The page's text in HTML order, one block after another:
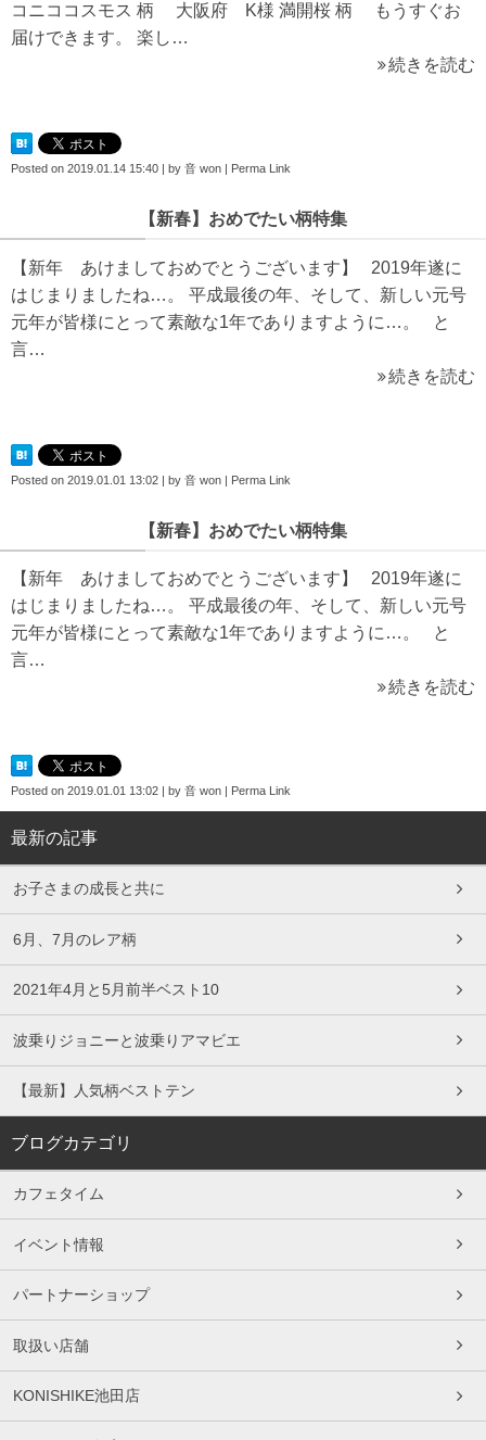
コニココスモス 柄 大阪府 K様 満開桜 柄 もうすぐお
届けできます。 楽し…
続きを読む
Posted on 2019.01.14 15:40 | by 音 won | Perma Link
【新春】おめでたい柄特集
【新年 あけましておめでとうございます】 2019年遂に
はじまりましたね…。 平成最後の年、そして、新しい元号
元年が皆様にとって素敵な1年でありますように…。 と
言…
続きを読む
Posted on 2019.01.01 13:02 | by 音 won | Perma Link
【新春】おめでたい柄特集
【新年 あけましておめでとうございます】 2019年遂に
はじまりましたね…。 平成最後の年、そして、新しい元号
元年が皆様にとって素敵な1年でありますように…。 と
言…
続きを読む
Posted on 2019.01.01 13:02 | by 音 won | Perma Link
最新の記事
お子さまの成長と共に
6月、7月のレア柄
2021年4月と5月前半ベスト10
波乗りジョニーと波乗りアマビエ
【最新】人気柄ベストテン
ブログカテゴリ
カフェタイム
イベント情報
パートナーショップ
取扱い店舗
KONISHIKE池田店